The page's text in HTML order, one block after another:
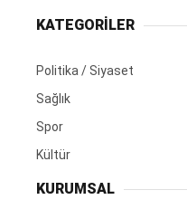
KATEGORİLER
Politika / Siyaset
Sağlık
Spor
Kültür
KURUMSAL